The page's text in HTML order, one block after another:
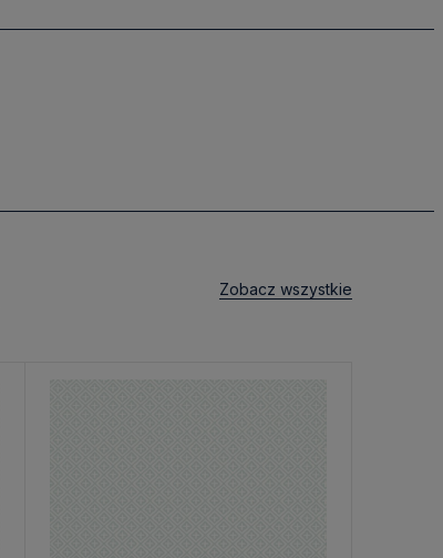
Zobacz wszystkie